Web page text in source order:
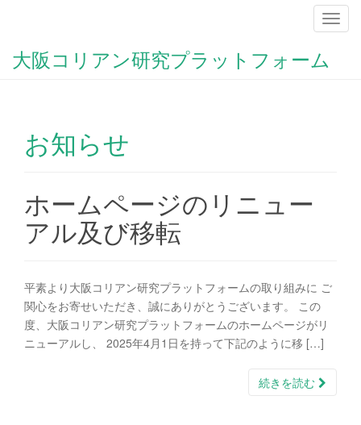
ナ
大阪コリアン研究プラットフォーム
お知らせ
ホームページのリニュー
アル及び移転
平素より大阪コリアン研究プラットフォームの取り組みに ご
関心をお寄せいただき、誠にありがとうございます。 この
度、大阪コリアン研究プラットフォームのホームページがリ
ニューアルし、 2025年4月1日を持って下記のように移 […]
続きを読む